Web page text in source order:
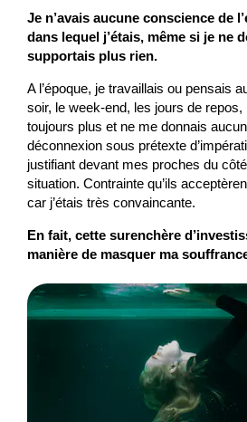
Je n’avais aucune conscience de
dans lequel j’étais, même si je ne
supportais plus rien.
A l’époque, je travaillais ou pensais
soir, le week-end, les jours de repos,
toujours plus et ne me donnais
déconnexion sous prétexte
justifiant devant mes proches du
situation. Contrainte qu’ils
car j’étais très convaincante.
En fait, cette surenchère
manière de masquer ma